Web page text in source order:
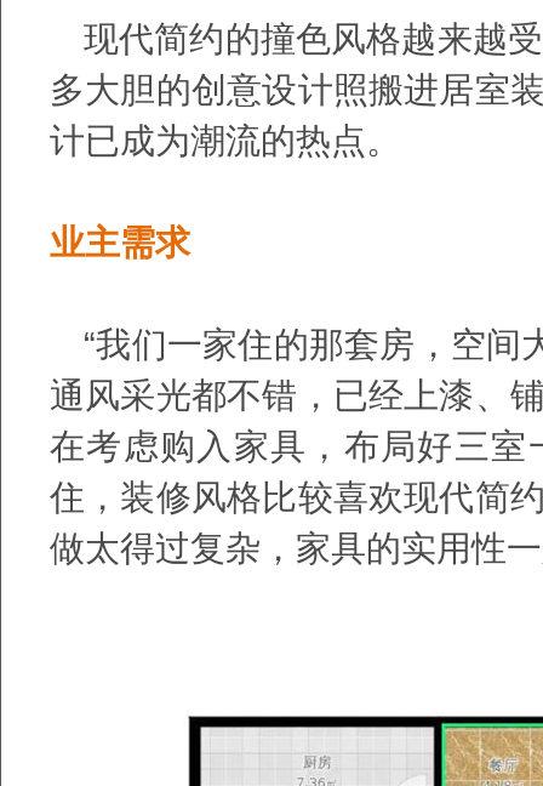
现代简约的撞色风格越来越
多大胆的创意设计照搬进居室
计已成为潮流的热点。
业主需求
“我们一家住的那套房，空
通风采光都不错，已经上漆、
在考虑购入家具，布局好三
住，装修风格比较喜欢现代简
做太得过复杂，家具的实用性